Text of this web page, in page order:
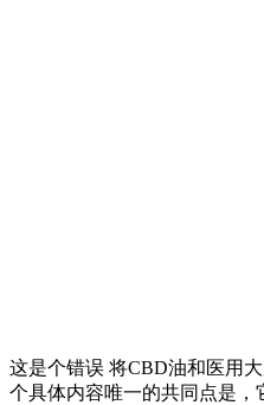
这是个错误 将CBD油和医用
个具体内容唯一的共同点是